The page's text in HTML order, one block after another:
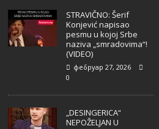
STRAVIČNO: Šerif
Konjević napisao
pesmu u kojoj Srbe
naziva „smradovima“!
(VIDEO)
фебруар 27, 2026
0
„DESINGERICA“
NEPOŽELJAN U